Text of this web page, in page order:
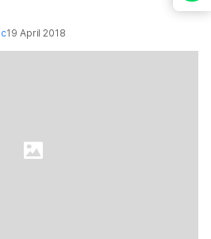
19 April 2018